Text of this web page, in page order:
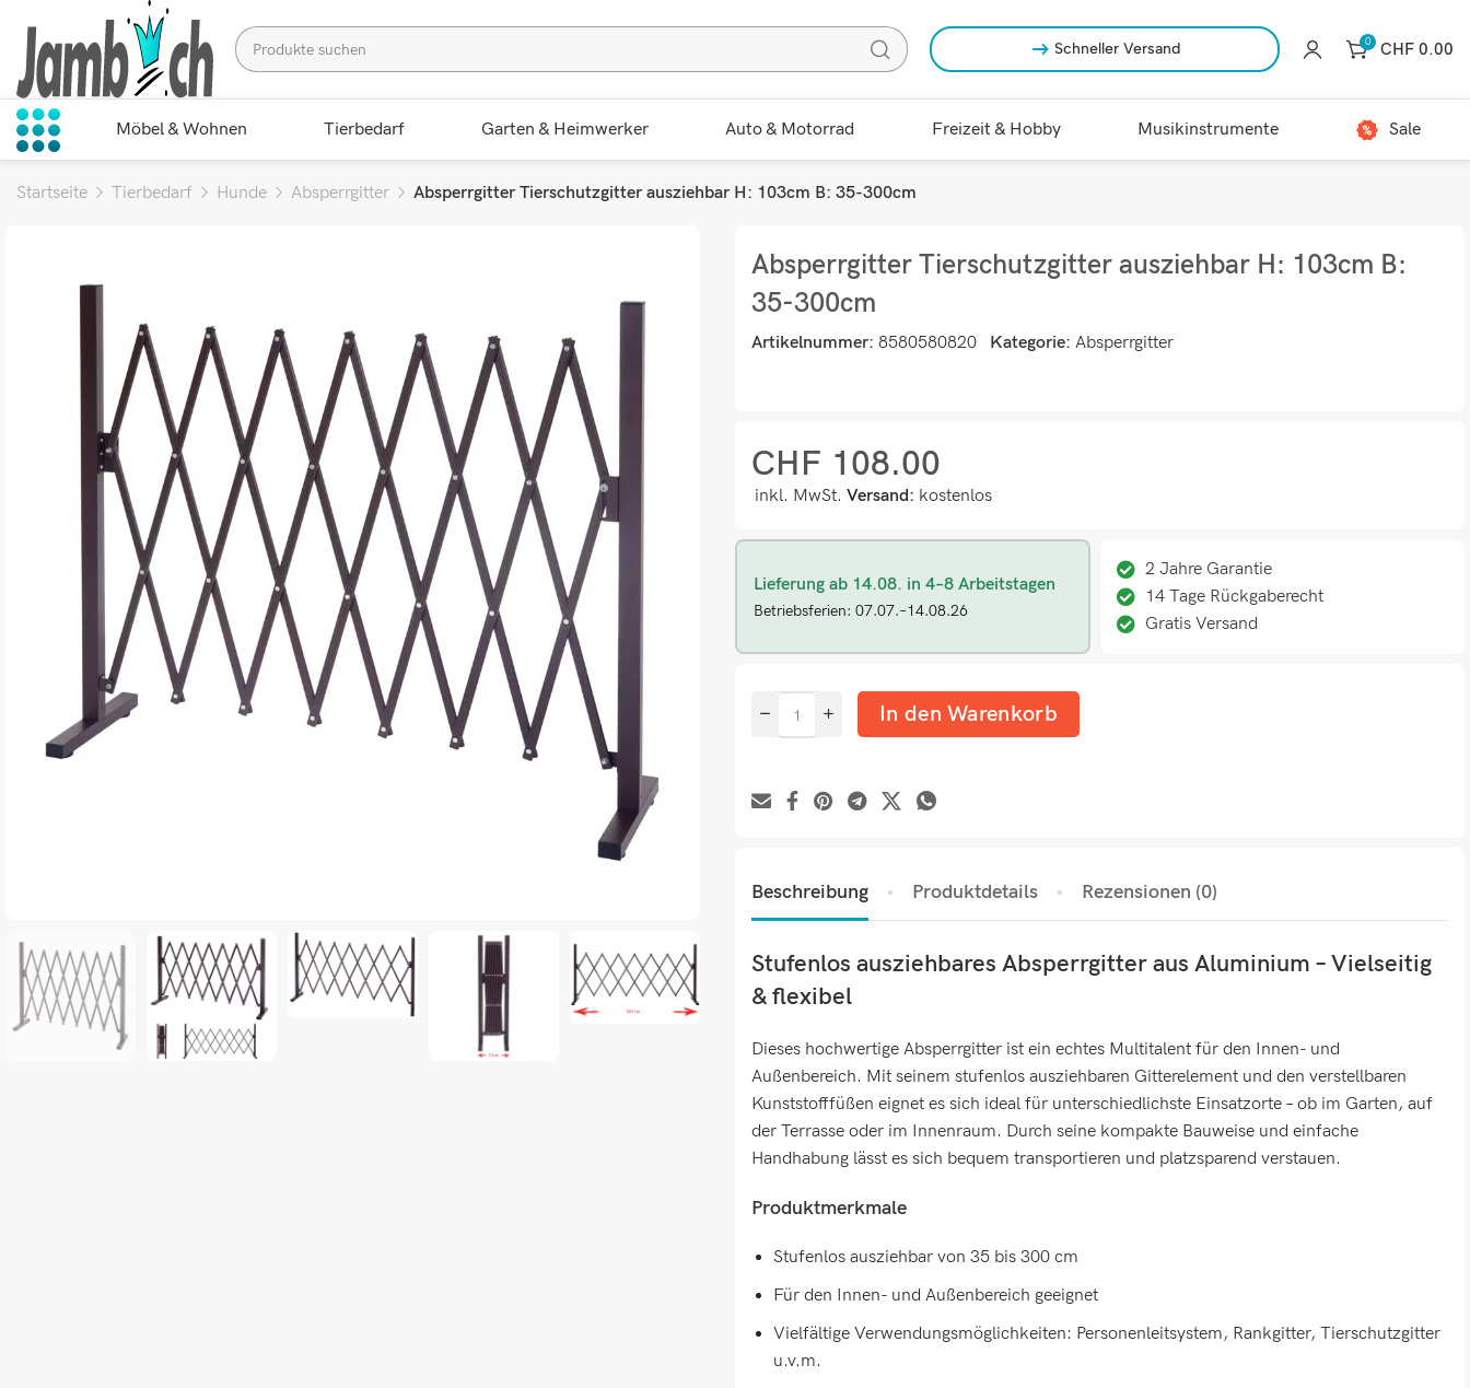
Schneller Versand 0 CHF 0.00
Möbel & Wohnen Tierbedarf Garten & Heimwerker Auto & Motorrad Freizeit & Hobby Musikinstrumente Sale
Startseite Tierbedarf Hunde Absperrgitter Absperrgitter Tierschutzgitter ausziehbar H: 103cm B: 35-300cm
Absperrgitter Tierschutzgitter ausziehbar H: 103cm B:
35-300cm
Artikelnummer: 8580580820 Kategorie: Absperrgitter
CHF 108.00
inkl. MwSt. Versand: kostenlos
Lieferung ab 14.08. in 4–8 Arbeitstagen
Betriebsferien: 07.07.–14.08.26
2 Jahre Garantie
14 Tage Rückgaberecht
Gratis Versand
In den Warenkorb
Beschreibung Produktdetails Rezensionen (0)
Stufenlos ausziehbares Absperrgitter aus Aluminium – Vielseitig
& flexibel
Dieses hochwertige Absperrgitter ist ein echtes Multitalent für den Innen- und
Außenbereich. Mit seinem stufenlos ausziehbaren Gitterelement und den verstellbaren
Kunststofffüßen eignet es sich ideal für unterschiedlichste Einsatzorte – ob im Garten, auf
der Terrasse oder im Innenraum. Durch seine kompakte Bauweise und einfache
Handhabung lässt es sich bequem transportieren und platzsparend verstauen.
Produktmerkmale
Stufenlos ausziehbar von 35 bis 300 cm
Für den Innen- und Außenbereich geeignet
Vielfältige Verwendungsmöglichkeiten: Personenleitsystem, Rankgitter, Tierschutzgitter
u.v.m.